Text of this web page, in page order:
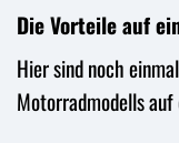
Die Vorteile auf
Hier sind noch
Motorradmodells